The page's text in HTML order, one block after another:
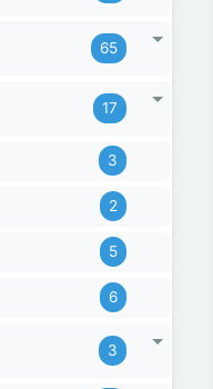
65
17
3
2
5
6
3